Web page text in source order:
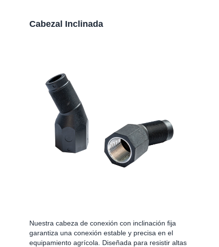
Cabezal Inclinada
Nuestra cabeza de conexión con inclinación fija
garantiza una conexión estable y precisa en el
equipamiento agrícola. Diseñada para resistir altas